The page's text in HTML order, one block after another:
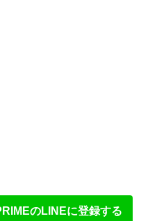
のLINEに登録する